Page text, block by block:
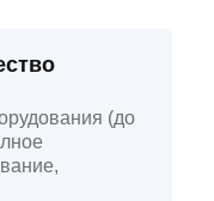
(до